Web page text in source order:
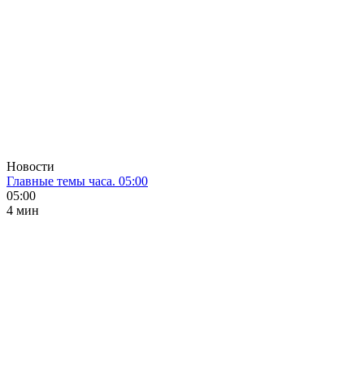
Новости
Главные темы часа. 05:00
05:00
4 мин